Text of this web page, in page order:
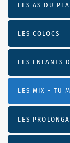
LES AS DU
LES COLOCS
LES ENFANTS
LES MIX - TU
LES